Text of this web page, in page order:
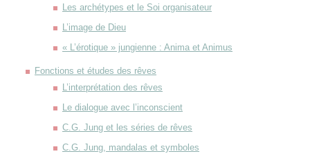
Les archétypes et le Soi organisateur
L’image de Dieu
« L’érotique » jungienne : Anima et Animus
Fonctions et études des rêves
L’interprétation des rêves
Le dialogue avec l’inconscient
C.G. Jung et les séries de rêves
C.G. Jung, mandalas et symboles